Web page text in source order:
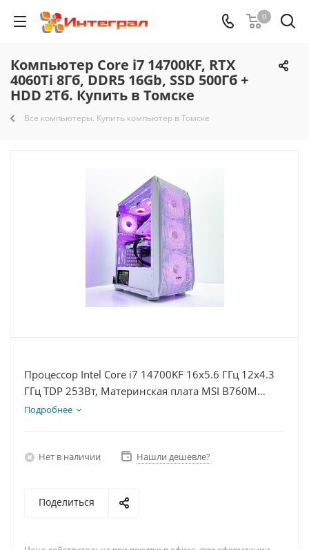
0
Компьютер Core i7 14700KF, RTX
4060Ti 8Гб, DDR5 16Gb, SSD 500Гб +
HDD 2Тб. Купить в Томске
Все компьютеры. Купить компьютер в Томске
Процессор Intel Core i7 14700KF 16x5.6 ГГц 12x4.3
ГГц TDP 253Вт, Материнская плата MSI B760M
BOMBER WIFI D5, Видеокарта RTX 4060Ti 8Гб,
Подробнее
Нет в наличии Нашли дешевле?
Поделиться